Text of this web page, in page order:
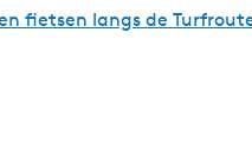
fietsen langs de